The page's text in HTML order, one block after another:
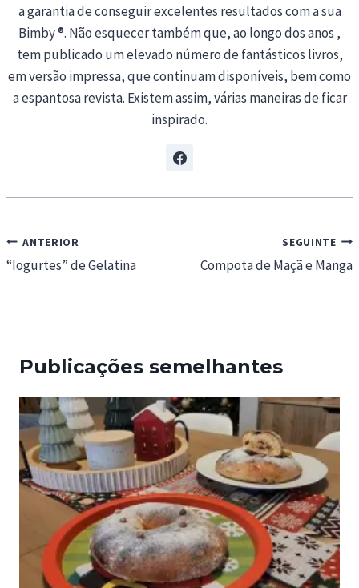
a garantia de conseguir excelentes resultados com a sua
Bimby ®. Não esquecer também que, ao longo dos anos ,
tem publicado um elevado número de fantásticos livros,
em versão impressa, que continuam disponíveis, bem como
a espantosa revista. Existem assim, várias maneiras de ficar
inspirado.
Navegação
de
ANTERIOR
“Iogurtes” de Gelatina
SEGUINTE
Compota de Maçã e Manga
Publicações semelhantes